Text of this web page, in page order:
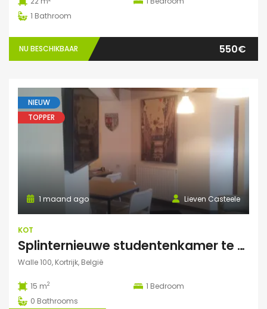
1 Bathroom
NU BESCHIKBAAR 550€
NIEUW
TOPPER
Lieven Casteele
1 maand ago
KOT
Splinternieuwe studentenkamer te huur in authentiek herenhuis
Walle 100, Kortrijk, België
15 m2 1 Bedroom
0 Bathrooms